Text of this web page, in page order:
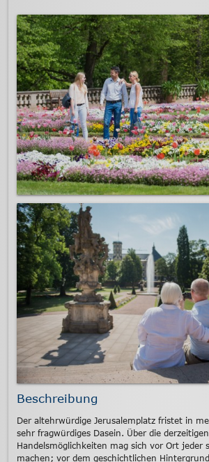
Beschreibung
Der altehrwürdige Jerusalemplatz fristet in
sehr fragwürdiges Dasein. Über die
Handelsmöglichkeiten mag sich vor Ort jeder
machen; vor dem geschichtlichen